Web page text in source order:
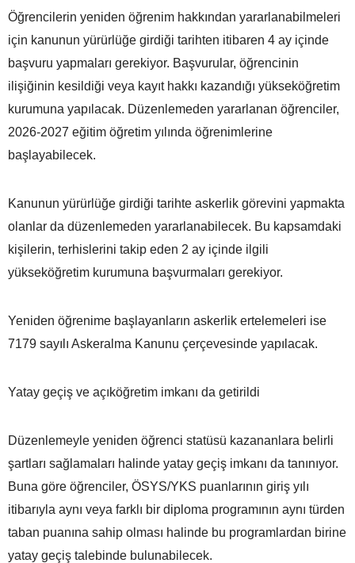
Öğrencilerin yeniden öğrenim hakkından yararlanabilmeleri
için kanunun yürürlüğe girdiği tarihten itibaren 4 ay içinde
başvuru yapmaları gerekiyor. Başvurular, öğrencinin
ilişiğinin kesildiği veya kayıt hakkı kazandığı yükseköğretim
kurumuna yapılacak. Düzenlemeden yararlanan öğrenciler,
2026-2027 eğitim öğretim yılında öğrenimlerine
başlayabilecek.
Kanunun yürürlüğe girdiği tarihte askerlik görevini yapmakta
olanlar da düzenlemeden yararlanabilecek. Bu kapsamdaki
kişilerin, terhislerini takip eden 2 ay içinde ilgili
yükseköğretim kurumuna başvurmaları gerekiyor.
Yeniden öğrenime başlayanların askerlik ertelemeleri ise
7179 sayılı Askeralma Kanunu çerçevesinde yapılacak.
Yatay geçiş ve açıköğretim imkanı da getirildi
Düzenlemeyle yeniden öğrenci statüsü kazananlara belirli
şartları sağlamaları halinde yatay geçiş imkanı da tanınıyor.
Buna göre öğrenciler, ÖSYS/YKS puanlarının giriş yılı
itibarıyla aynı veya farklı bir diploma programının aynı türden
taban puanına sahip olması halinde bu programlardan birine
yatay geçiş talebinde bulunabilecek.